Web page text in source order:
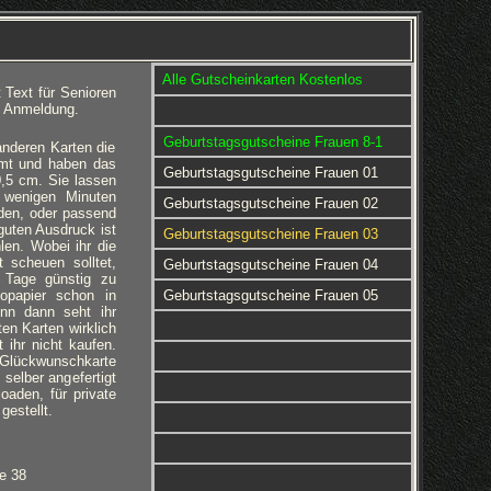
für Senioren
Karten die
und haben das
cm. Sie lassen
Minuten
oder passend
Ausdruck ist
Wobei ihr die
scheuen solltet,
günstig zu
schon in
dann seht ihr
Karten wirklich
ihr nicht kaufen.
angefertigt
für private
38
Alle Gutscheinkarten Kostenlos
Geburtstagsgutscheine Frauen 8-1
Geburtstagsgutscheine Frauen 01
Geburtstagsgutscheine Frauen 02
Geburtstagsgutscheine Frauen 03
Geburtstagsgutscheine Frauen 04
Geburtstagsgutscheine Frauen 05